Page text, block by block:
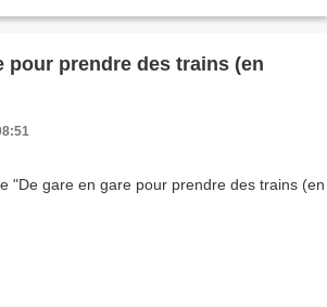
pour prendre des trains (en